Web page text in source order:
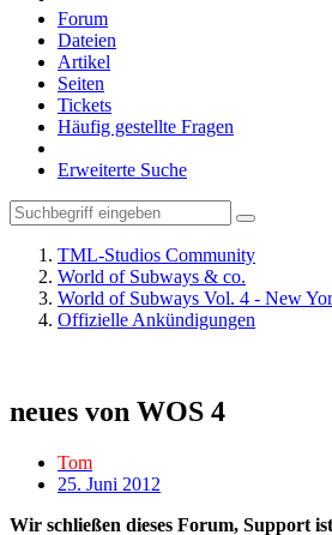
Forum
Dateien
Artikel
Seiten
Tickets
Häufig gestellte Fragen
Erweiterte Suche
TML-Studios Community
World of Subways & co.
World of Subways Vol. 4 - New
Offizielle Ankündigungen
neues von WOS 4
Tom
25. Juni 2012
Wir schließen dieses Forum, Support